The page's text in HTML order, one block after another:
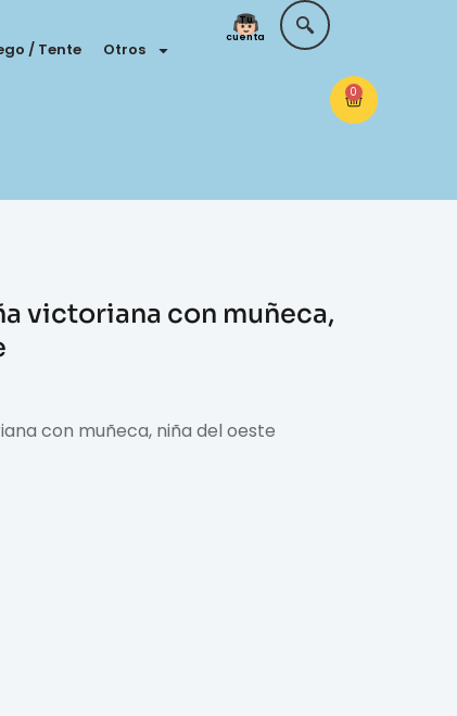
/ Tente Otros
Tu
cuenta
0
victoriana con muñeca,
con muñeca, niña del oeste